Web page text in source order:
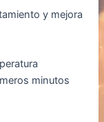
y mejora
minutos